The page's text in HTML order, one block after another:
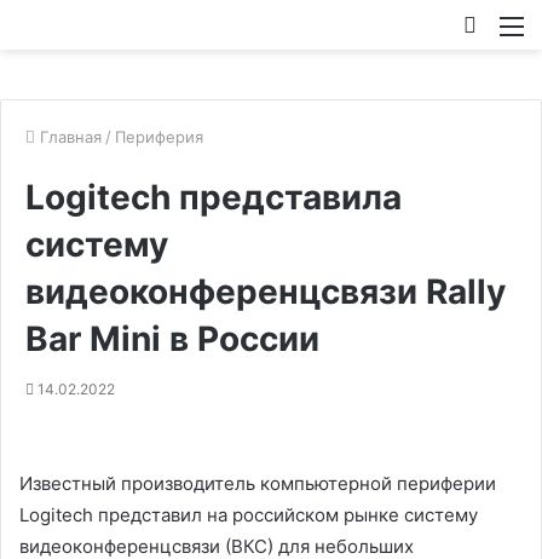
Главная / Периферия
Logitech представила
систему
видеоконференцсвязи Rally
Bar Mini в России
14.02.2022
Известный производитель компьютерной периферии
Logitech представил на российском рынке систему
видеоконференцсвязи (ВКС) для небольших